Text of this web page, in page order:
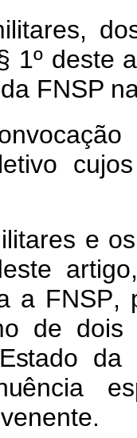
1º deste
da FNSP
e
a FNSP,
o de doi
Estado da
a